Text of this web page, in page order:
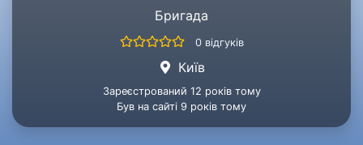
Бригада
0 відгуків
Київ
Зареєстрований 12 років тому
Був на сайті 9 років тому